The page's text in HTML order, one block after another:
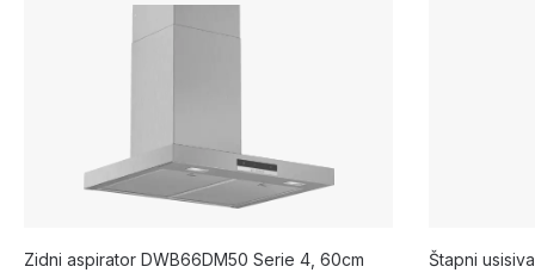
Zidni aspirator DWB66DM50 Serie 4, 60cm
Štapni